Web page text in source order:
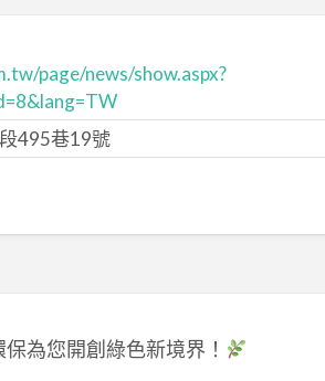
page/news/show.aspx?
495巷19號
為您開創綠色新境界！